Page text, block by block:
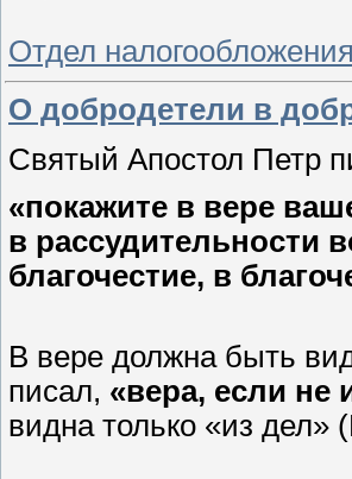
Отдел
О добродетели в
Святый Апостол Петр
«покажите в вере
в рассудительности
благочестие, в
В вере должна быть
писал, «вера, если не
видна только «из дел»